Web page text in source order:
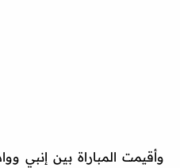
وأقيمت المباراة بين إنبي